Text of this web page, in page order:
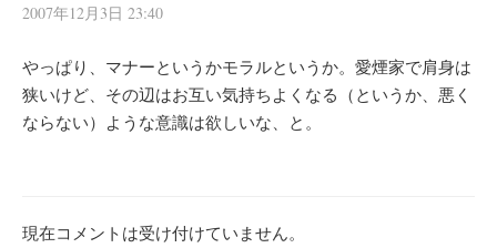
2007年12月3日 23:40
やっぱり、マナーというかモラルというか。愛煙家で肩身は
狭いけど、その辺はお互い気持ちよくなる（というか、悪く
ならない）ような意識は欲しいな、と。
現在コメントは受け付けていません。